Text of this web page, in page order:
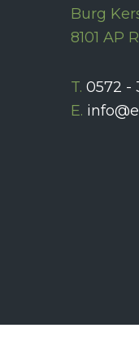
Burg
8101 AP
T. 0572 -
E.